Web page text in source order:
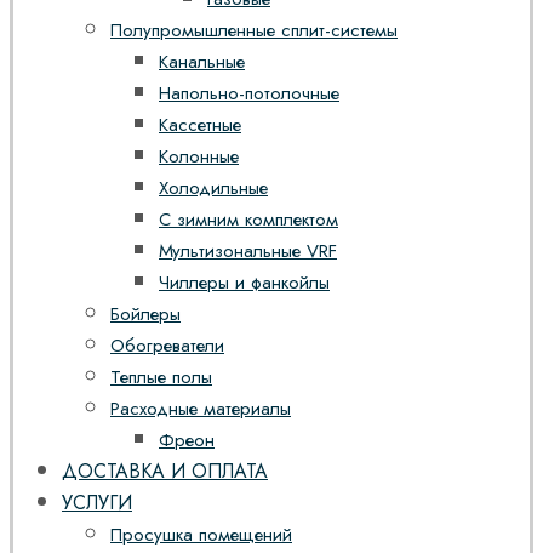
Полупромышленные сплит-системы
Канальные
Напольно-потолочные
Кассетные
Колонные
Холодильные
С зимним комплектом
Мультизональные VRF
Чиллеры и фанкойлы
Бойлеры
Обогреватели
Теплые полы
Расходные материалы
Фреон
ДОСТАВКА И ОПЛАТА
УСЛУГИ
Просушка помещений